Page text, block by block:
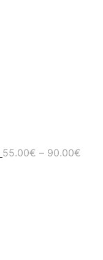
55.00€ – 90.00€